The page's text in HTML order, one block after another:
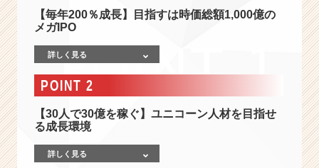
比
3
成
4
兆
【毎年200％成長】目指すは時価総額1,000億の
メガIPO
詳しく見る
POINT 2
【30人で30億を稼ぐ】ユニコーン人材を目指せ
る成長環境
詳しく見る